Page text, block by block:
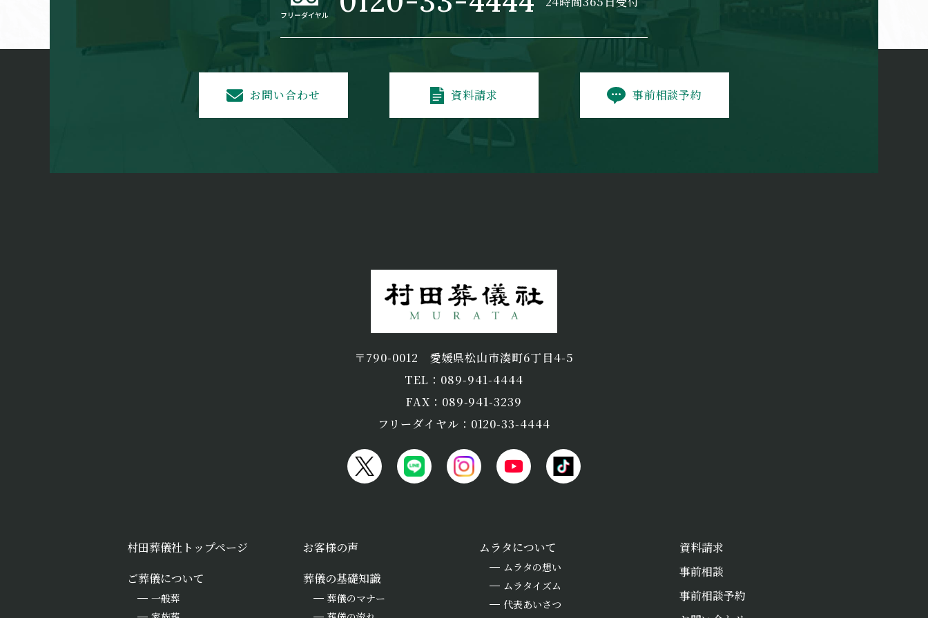
お問い合わせ 資料請求 事前相談予約
〒790-0012 愛媛県松山市湊町6丁目4-5
TEL：089-941-4444
FAX：089-941-3239
フリーダイヤル：0120-33-4444
村田葬儀社トップページ
ご葬儀について
一般葬
お客様の声
葬儀の基礎知識
葬儀のマナー
ムラタについて
ムラタの想い
ムラタイズム
代表あいさつ
資料請求
事前相談
事前相談予約